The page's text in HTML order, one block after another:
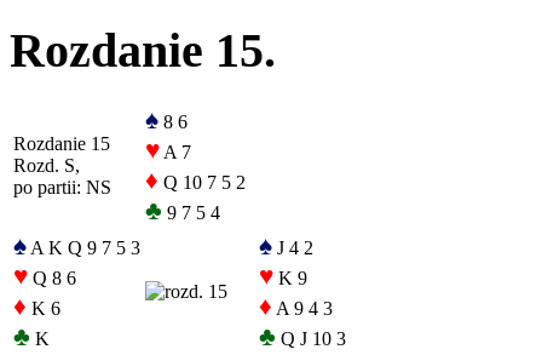
Rozdanie 15.
Rozdanie 15
Rozd. S,
po partii: NS
♠ 8 6
♥ A 7
♦ Q 10 7 5 2
♣ 9 7 5 4
♠ A K Q 9 7 5 3
♥ Q 8 6
♦ K 6
♣ K
♠ J 4 2
♥ K 9
♦ A 9 4 3
♣ Q J 10 3